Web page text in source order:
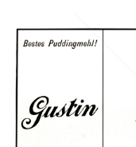
Dr. A. Oetker